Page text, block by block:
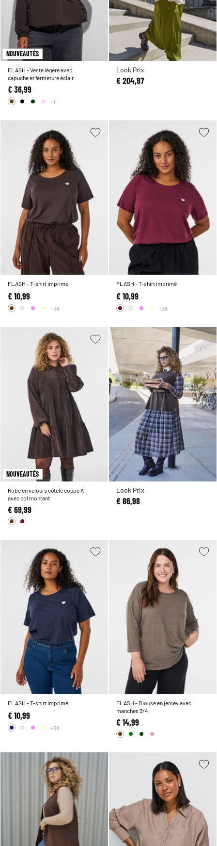
NOUVEAUTÉS
FLASH - Veste légère avec
capuche et fermeture éclair
€ 36,99
+1
Look Prix
€ 204,97
FLASH - T-shirt imprimé
€ 10,99
+38
FLASH - T-shirt imprimé
€ 10,99
+38
NOUVEAUTÉS
Robe en velours côtelé coupe A
avec col montant
€ 69,99
Look Prix
€ 86,98
FLASH - T-shirt imprimé
€ 10,99
+38
FLASH - Blouse en jersey avec
manches 3/4
€ 14,99